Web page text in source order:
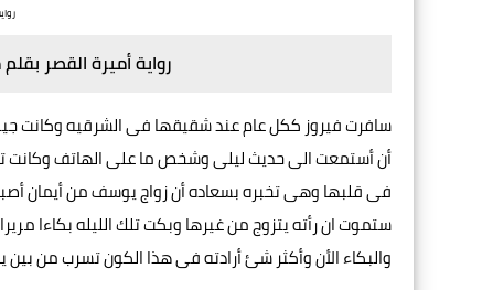
رواية أميرة القصر
سافرت فيروز ككل عام عند شقيقها فى الشرقيه وكانت
أن أستمعت الى حديث ليلى وشخص ما على الهاتف وكانت
فى قلبها وهى تخبره بسعاده أن زواج يوسف من أيمان
ستموت ان رأته يتزوج من غيرها وبكت تلك الليله بكاءا
والبكاء الأن وأكثر شئ أرادته فى هذا الكون تسرب من